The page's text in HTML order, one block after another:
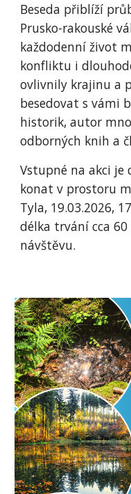
Beseda přiblíží
Prusko-rakouské
každodenní život
konfliktu i
ovlivnily krajinu a
besedovat s vámi
historik, autor
odborných knih a
Vstupné na akci je
konat v prostoru
Tyla, 19.03.2026,
délka trvání cca
návštěvu.